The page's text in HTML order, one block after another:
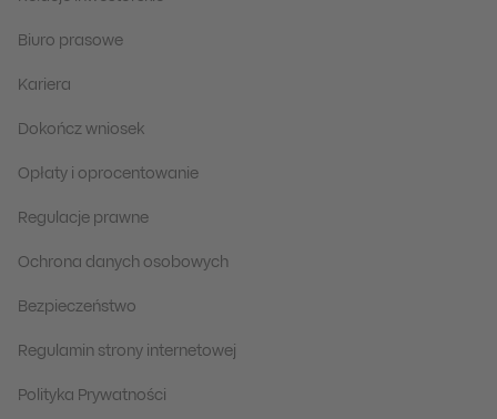
Biuro prasowe
Kariera
Dokończ wniosek
Opłaty i oprocentowanie
Regulacje prawne
Ochrona danych osobowych
Bezpieczeństwo
Regulamin strony internetowej
Polityka Prywatności